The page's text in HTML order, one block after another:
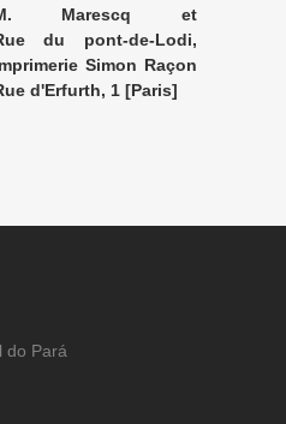
Marescq et
et Gustave
du pont-de-Lodi,
Guénégaud, 15Simon Raçon
d'Erfurth, 1 [Paris]
do Pará